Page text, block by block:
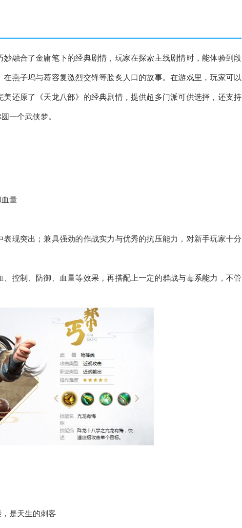
融合了金庸笔下的经典剧情，玩家在探索主线剧情时，能体验到段
燕子坞与慕容复激烈交锋等脍炙人口的故事。在游戏里，玩家可以
还原了《天龙八部》的经典剧情，提供超多门派可供选择，还支持
一个武侠梦。
量
现突出；兼具强劲的作战实力与优秀的抗压能力，对新手玩家十分
控制、防御、血量等效果，再搭配上一定的群战与毒系能力，不管
是天生的刺客